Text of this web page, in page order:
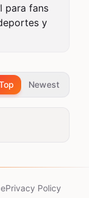
para fans
y
Newest
Privacy Policy